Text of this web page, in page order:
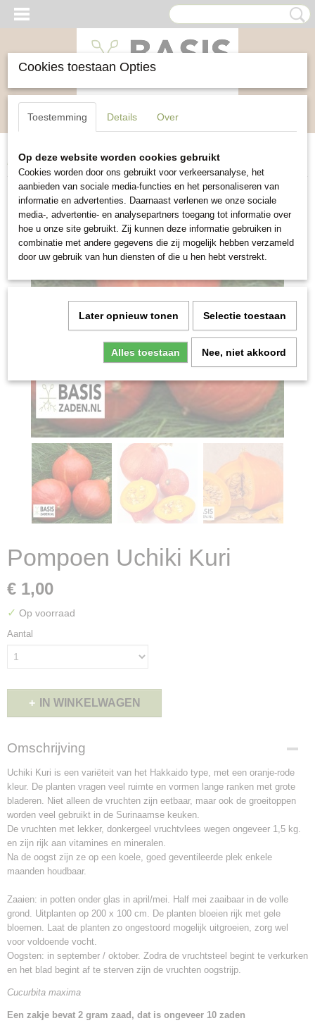
Inloggen Registreren
Home>Groente>Pompoen Uchiki Kuri
Pompoen Uchiki Kuri
€ 1,00
✓ Op voorraad
Aantal
IN WINKELWAGEN
Omschrijving
Uchiki Kuri is een variëteit van het Hakkaido type, met een oranje-rode
kleur. De planten vragen veel ruimte en vormen lange ranken met grote
bladeren. Niet alleen de vruchten zijn eetbaar, maar ook de groeitoppen
worden veel gebruikt in de Surinaamse keuken.
De vruchten met lekker, donkergeel vruchtvlees wegen ongeveer 1,5 kg.
en zijn rijk aan vitamines en mineralen.
Na de oogst zijn ze op een koele, goed geventileerde plek enkele
maanden houdbaar.
Zaaien: in potten onder glas in april/mei. Half mei zaaibaar in de volle
grond. Uitplanten op 200 x 100 cm. De planten bloeien rijk met gele
bloemen. Laat de planten zo ongestoord mogelijk uitgroeien, zorg wel
voor voldoende vocht.
Oogsten: in september / oktober. Zodra de vruchtsteel begint te verkurken
en het blad begint af te sterven zijn de vruchten oogstrijp.
Cucurbita maxima
Een zakje bevat 2 gram zaad, dat is ongeveer 10 zaden
Cookies toestaan Opties
Toestemming Details Over
Op deze website worden cookies gebruikt
Cookies worden door ons gebruikt voor verkeersanalyse, het
aanbieden van sociale media-functies en het personaliseren van
informatie en advertenties. Daarnaast verlenen we onze sociale
media-, advertentie- en analysepartners toegang tot informatie over
hoe u onze site gebruikt. Zij kunnen deze informatie gebruiken in
combinatie met andere gegevens die zij mogelijk hebben verzameld
door uw gebruik van hun diensten of die u hen hebt verstrekt.
Later opnieuw tonen Selectie toestaan
Alles toestaan Nee, niet akkoord